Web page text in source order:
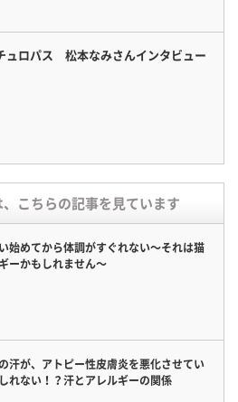
ュロパス 松本なみさんインタビュー
こちらの記事を見ています
始めてから体調がすぐれない〜それは猫
ーかもしれません〜
汗が、アトピー性皮膚炎を悪化させてい
れない！？汗とアレルギーの関係